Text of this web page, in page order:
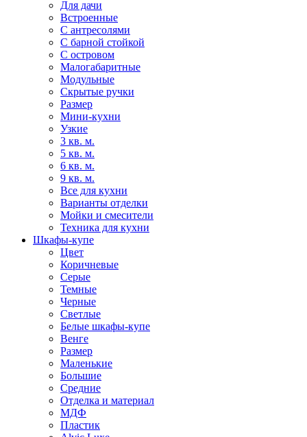
Для дачи
Встроенные
С антресолями
С барной стойкой
С островом
Малогабаритные
Модульные
Скрытые ручки
Размер
Мини-кухни
Узкие
3 кв. м.
5 кв. м.
6 кв. м.
9 кв. м.
Все для кухни
Варианты отделки
Мойки и смесители
Техника для кухни
Шкафы-купе
Цвет
Коричневые
Серые
Темные
Черные
Светлые
Белые шкафы-купе
Венге
Размер
Маленькие
Большие
Средние
Отделка и материал
МДФ
Пластик